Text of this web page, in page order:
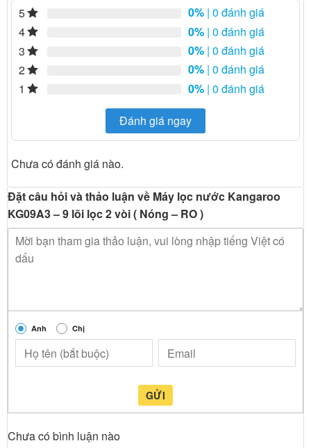
5 0% | 0 đánh giá
4
0% | 0 đánh giá
3
0% | 0 đánh giá
2
0% | 0 đánh giá
1
0% | 0 đánh giá
Đánh giá ngay
Chưa có đánh giá nào.
Đặt câu hỏi và thảo luận về Máy lọc nước Kangaroo
KG09A3 – 9 lõi lọc 2 vòi ( Nóng – RO )
Anh Chị
GỬI
Chưa có bình luận nào